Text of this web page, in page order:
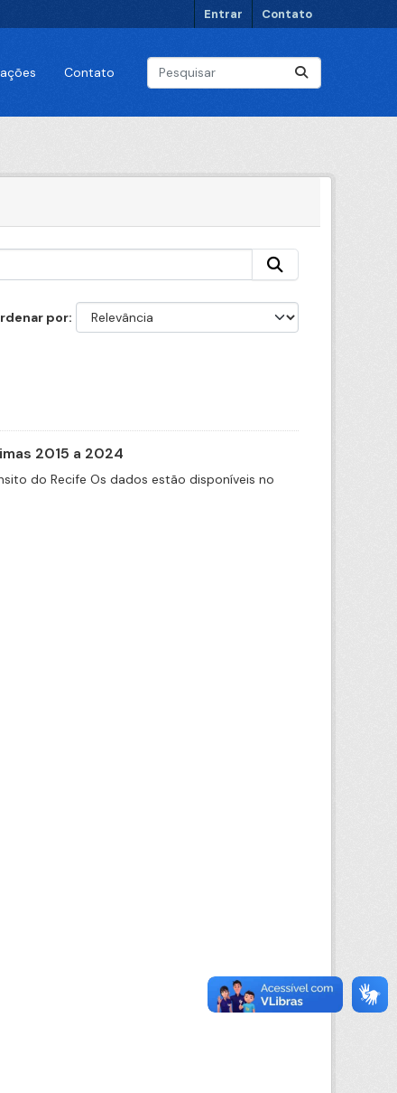
Entrar Contato
Contato
por
2015 a 2024
do Recife Os dados estão disponíveis no